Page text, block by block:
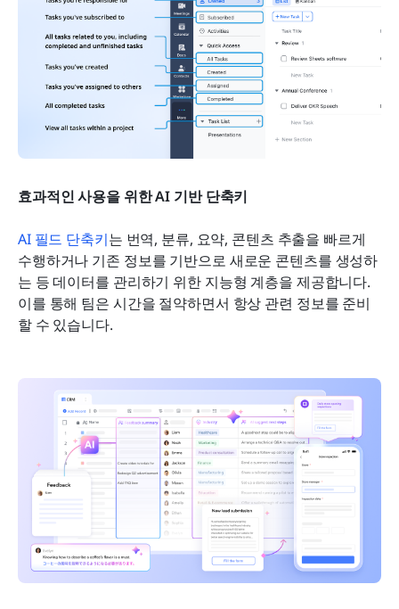
효과적인 사용을 위한 AI 기반 단축키
AI 필드 단축키는 번역, 분류, 요약, 콘텐츠 추출을 빠르게
수행하거나 기존 정보를 기반으로 새로운 콘텐츠를 생성하
는 등 데이터를 관리하기 위한 지능형 계층을 제공합니다.
이를 통해 팀은 시간을 절약하면서 항상 관련 정보를 준비
할 수 있습니다.